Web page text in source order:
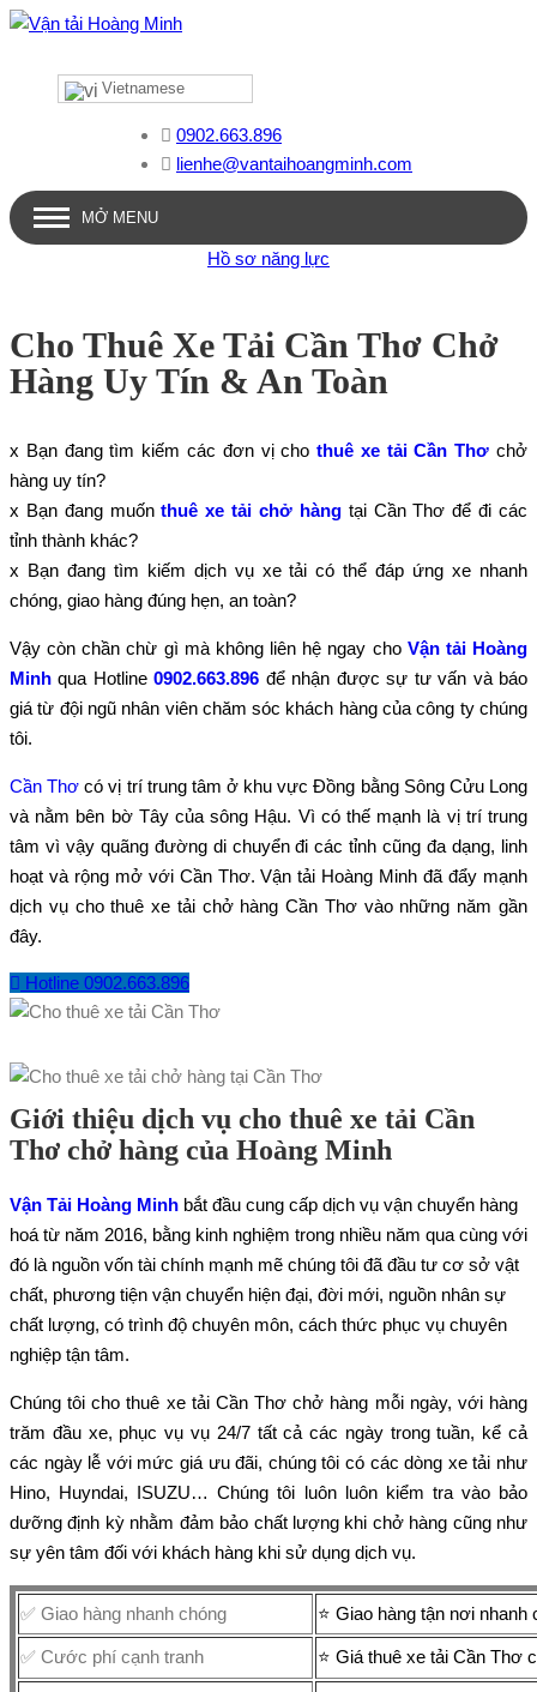
Vietnamese
0902.663.896
lienhe@vantaihoangminh.com
MỞ MENU
Hồ sơ năng lực
Cho Thuê Xe Tải Cần Thơ Chở
Hàng Uy Tín & An Toàn
x Bạn đang tìm kiếm các đơn vị cho thuê xe tải Cần Thơ chở
hàng uy tín?
x Bạn đang muốnthuê xe tải chở hàngtại Cần Thơ để đi các
tỉnh thành khác?
x Bạn đang tìm kiếm dịch vụ xe tải có thể đáp ứng xe nhanh
chóng, giao hàng đúng hẹn, an toàn?
Vậy còn chần chừ gì mà không liên hệ ngay cho Vận tải Hoàng
Minh qua Hotline0902.663.896 để nhận được sự tư vấn và báo
giá từ đội ngũ nhân viên chăm sóc khách hàng của công ty chúng
tôi.
Cần Thơ có vị trí trung tâm ở khu vực Đồng bằng Sông Cửu Long
và nằm bên bờ Tây của sông Hậu. Vì có thế mạnh là vị trí trung
tâm vì vậy quãng đường di chuyển đi các tỉnh cũng đa dạng, linh
hoạt và rộng mở với Cần Thơ. Vận tải Hoàng Minh đã đẩy mạnh
dịch vụ cho thuê xe tải chở hàng Cần Thơ vào những năm gần
đây.
Hotline 0902.663.896
Giới thiệu dịch vụ cho thuê xe tải Cần
Thơ chở hàng của Hoàng Minh
Vận Tải Hoàng Minh bắt đầu cung cấp dịch vụ vận chuyển hàng
hoá từ năm 2016, bằng kinh nghiệm trong nhiều năm qua cùng với
đó là nguồn vốn tài chính mạnh mẽ chúng tôi đã đầu tư cơ sở vật
chất, phương tiện vận chuyển hiện đại, đời mới, nguồn nhân sự
chất lượng, có trình độ chuyên môn, cách thức phục vụ chuyên
nghiệp tận tâm.
Chúng tôi cho thuê xe tải Cần Thơ chở hàng mỗi ngày, với hàng
trăm đầu xe, phục vụ vụ 24/7 tất cả các ngày trong tuần, kể cả
các ngày lễ với mức giá ưu đãi, chúng tôi có các dòng xe tải như
Hino, Huyndai, ISUZU… Chúng tôi luôn luôn kiểm tra vào bảo
dưỡng định kỳ nhằm đảm bảo chất lượng khi chở hàng cũng như
sự yên tâm đối với khách hàng khi sử dụng dịch vụ.
✅ Giao hàng nhanh chóng ⭐ Giao hàng tận nơi
✅ Cước phí cạnh tranh ⭐ Giá thuê xe tải Cần Thơ